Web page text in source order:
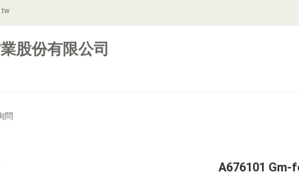
股份有限公司
問
A676101